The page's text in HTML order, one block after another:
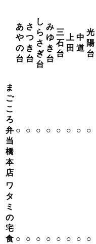
あ
や
の
台
さ
つ
き
台
し
ら
さ
ぎ
台
み
ゆ
き
台
三
石
台
上
田
中
道
光
陽
台
ま
ご
こ
ろ
弁
当
橋
本
店
○ ○ ○ ○ ○ ○ ○ ○
ワ
タ
ミ
の
宅
食 ○ ○ ○ ○ ○ ○ ○ ○